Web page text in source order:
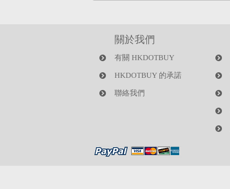
關於我們
有關 HKDOTBUY
HKDOTBUY 的承諾
聯絡我們